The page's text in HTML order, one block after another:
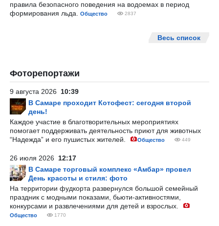
правила безопасного поведения на водоемах в период
формирования льда.
Общество 2837
Весь список
Фоторепортажи
9 августа 2026 10:39
В Самаре проходит Котофест: сегодня второй
день!
Каждое участие в благотворительных мероприятиях
помогает поддерживать деятельность приют для животных
“Надежда” и его пушистых жителей.
Общество 449
26 июля 2026 12:17
В Самаре торговый комплекс «Амбар» провел
День красоты и стиля: фото
На территории фудкорта развернулся большой семейный
праздник с модными показами, бьюти-активностями,
конкурсами и развлечениями для детей и взрослых.
Общество 1770